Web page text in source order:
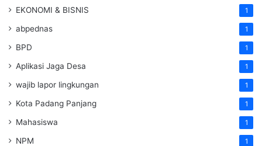
EKONOMI & BISNIS 1
abpednas 1
BPD 1
Aplikasi Jaga Desa 1
wajib lapor lingkungan 1
Kota Padang Panjang 1
Mahasiswa 1
NPM 1